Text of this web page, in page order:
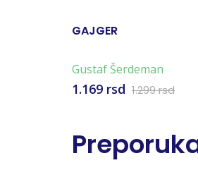
GAJGER
Gustaf Šerdeman
1.169 rsd 1.299 rsd